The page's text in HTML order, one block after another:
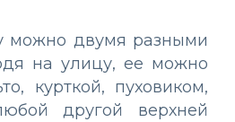
можно двумя разными
на улицу, ее можно
курткой, пуховиком,
другой верхней